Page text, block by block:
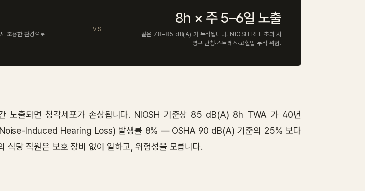
조용한 환경으로
VS
8h × 주 5–6일 노출
같은 78–85 dB(A) 가 누적됩니다. NIOSH REL 초과 시
영구 난청·스트레스·고혈압 누적 위험.
노출되면 청각세포가 손상됩니다. NIOSH 기준상 85 dB(A) 8h TWA 가 40년
Noise-Induced Hearing Loss) 발생률 8% — OSHA 90 dB(A) 기준의 25% 보다
식당 직원은 보호 장비 없이 일하고, 위험성을 모릅니다.